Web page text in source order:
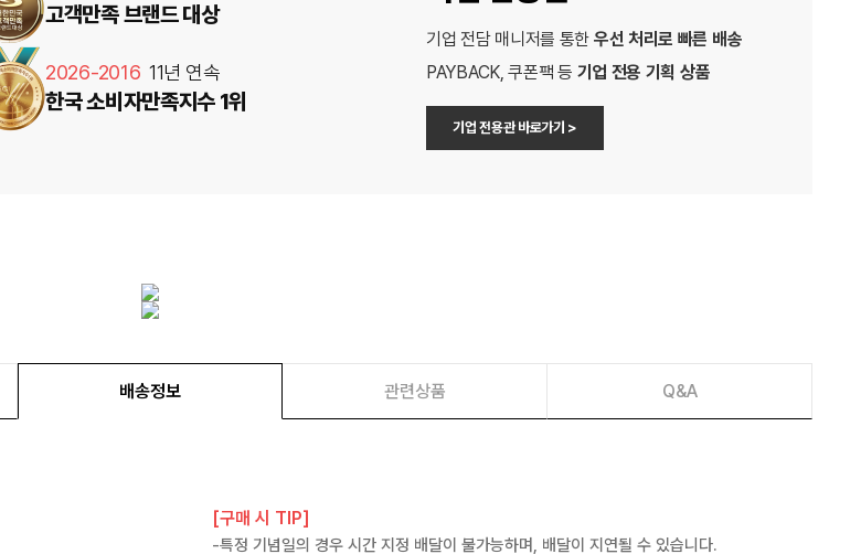
고객만족 브랜드 대상
2026-2016 11년 연속
한국 소비자만족지수 1위
기업 전담 매니저를 통한 우선 처리로 빠른 배송
PAYBACK, 쿠폰팩 등 기업 전용 기획 상품
기업 전용관 바로가기 >
배송정보 관련상품 Q&A
[구매 시 TIP]
-특정 기념일의 경우 시간 지정 배달이 불가능하며, 배달이 지연될 수 있습니다.